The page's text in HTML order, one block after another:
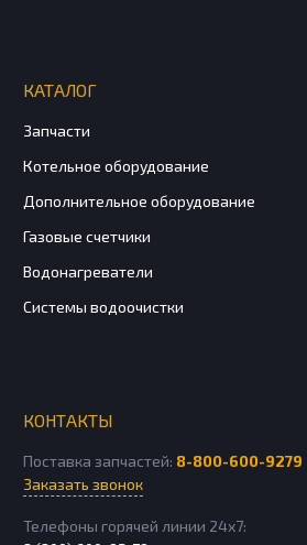
КАТАЛОГ
Запчасти
Котельное оборудование
Дополнительное оборудование
Газовые счетчики
Водонагреватели
Системы водоочистки
КОНТАКТЫ
Поставка запчастей: 8-800-600-9279
Заказать звонок
Телефоны горячей линии 24х7: